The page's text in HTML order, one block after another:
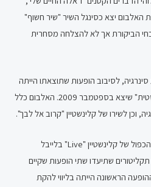
יצא כסינגל השיר "שיר חשוף"
הביקורת אך לא להצלחה מסחרית
לסיבוב הופעות שתוצאתו הייתה
אלבום משותף בשם "סינרגיה אקוסטית" שיצא בספטמבר 2009. האלבום כלל
וכן לשירו של קלינשטיין "קרוב אל לבך".
בשנת 2010 יצא האלבום ההופעה הכפול של קלינשטיין "Live" בלייבל
שתיעדו שתי הופעות שקיים
"זאפה" בדצמבר 2009. ההופעה הראשונה הייתה בליווי להקת